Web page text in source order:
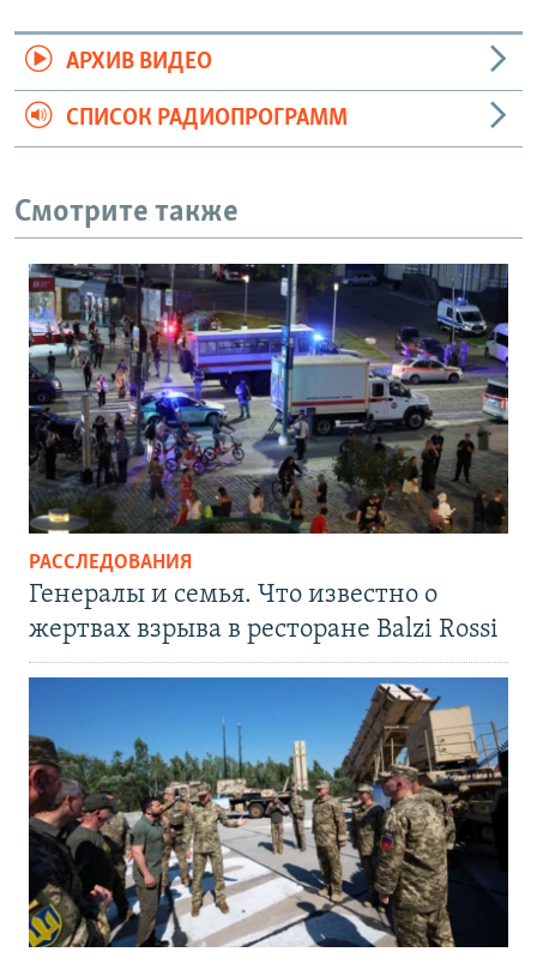
АРХИВ ВИДЕО
СПИСОК РАДИОПРОГРАММ
Смотрите также
РАССЛЕДОВАНИЯ
Генералы и семья. Что известно о
жертвах взрыва в ресторане Balzi Rossi